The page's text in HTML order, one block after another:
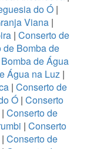
do Ó|
Viana |
| Conserto de
de Bomba de
de Água
Água na Luz |
| Conserto de
Ó| Conserto
| Conserto de
| Conserto
Conserto de